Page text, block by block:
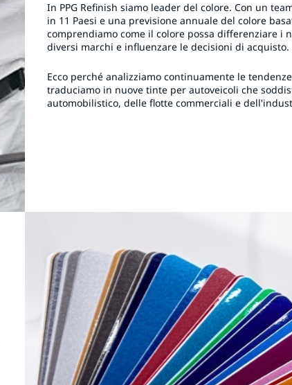
In PPG Refinish siamo leader del colore. Con un
in 11 Paesi e una previsione annuale del colore
comprendiamo come il colore possa differenziare i
diversi marchi e influenzare le decisioni di acquisto.
Ecco perché analizziamo continuamente le
traduciamo in nuove tinte per autoveicoli che
automobilistico, delle flotte commerciali e